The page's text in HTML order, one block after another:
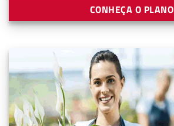
CONHEÇA O PLANO